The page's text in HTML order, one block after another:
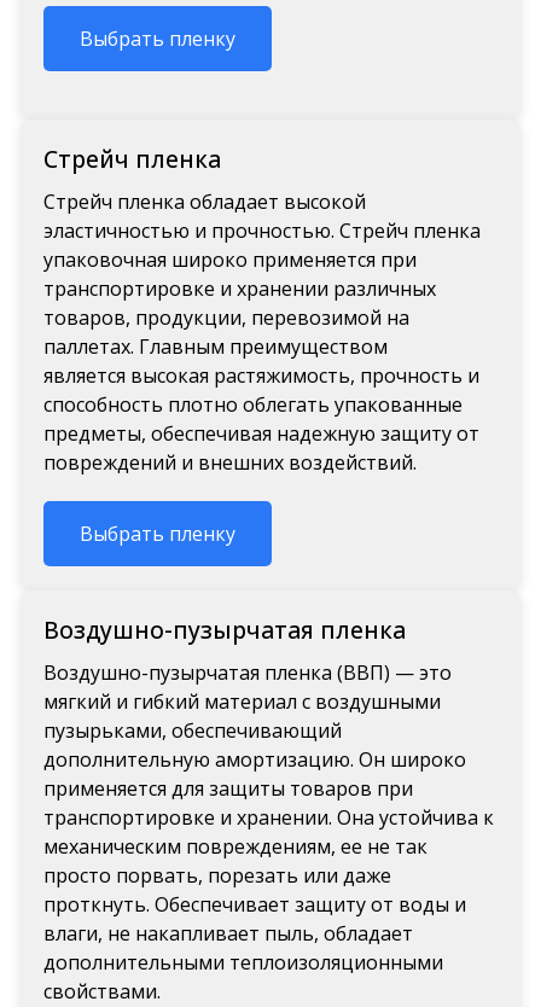
Выбрать пленку
Стрейч пленка
Стрейч пленка обладает высокой
эластичностью и прочностью. Стрейч пленка
упаковочная широко применяется при
транспортировке и хранении различных
товаров, продукции, перевозимой на
паллетах. Главным преимуществом
является высокая растяжимость, прочность и
способность плотно облегать упакованные
предметы, обеспечивая надежную защиту от
повреждений и внешних воздействий.
Выбрать пленку
Воздушно-пузырчатая пленка
Воздушно-пузырчатая пленка (ВВП) — это
мягкий и гибкий материал с воздушными
пузырьками, обеспечивающий
дополнительную амортизацию. Он широко
применяется для защиты товаров при
транспортировке и хранении. Она устойчива к
механическим повреждениям, ее не так
просто порвать, порезать или даже
проткнуть. Обеспечивает защиту от воды и
влаги, не накапливает пыль, обладает
дополнительными теплоизоляционными
свойствами.